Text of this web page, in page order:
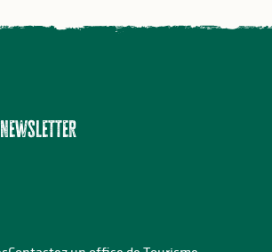
newsletter